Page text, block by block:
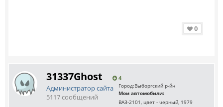
0
31337Ghost 4
Администратор сайта
5117 сообщений
Город:Выборгский р-йн
Мои автомобили:
ВАЗ-2101, цвет - черный, 1979